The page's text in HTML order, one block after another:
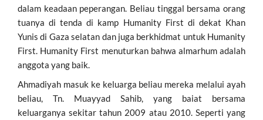
dalam keadaan peperangan. Beliau tinggal bersama orang
tuanya di tenda di kamp Humanity First di dekat Khan
Yunis di Gaza selatan dan juga berkhidmat untuk Humanity
First. Humanity First menuturkan bahwa almarhum adalah
anggota yang baik.
Ahmadiyah masuk ke keluarga beliau mereka melalui ayah
beliau, Tn. Muayyad Sahib, yang baiat bersama
keluarganya sekitar tahun 2009 atau 2010. Seperti yang